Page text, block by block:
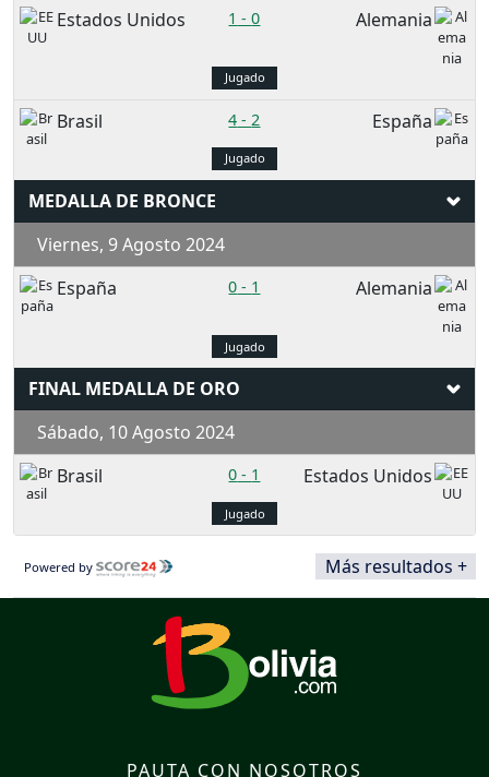
Estados Unidos
1 -0 Alemania
Jugado
Brasil 4 -2 España
Jugado
MEDALLA DE BRONCE
Viernes, 9 Agosto 2024
España
0 - 1 Alemania
Jugado
FINAL MEDALLA DE ORO
Sábado, 10 Agosto 2024
Brasil
0 - 1 Estados Unidos
Jugado
Powered by Más resultados +
PAUTA CON NOSOTROS